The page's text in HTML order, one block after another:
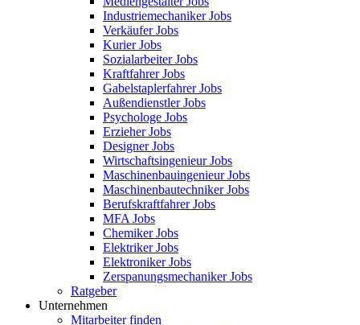
Industriemechaniker Jobs
Verkäufer Jobs
Kurier Jobs
Sozialarbeiter Jobs
Kraftfahrer Jobs
Gabelstaplerfahrer Jobs
Außendienstler Jobs
Psychologe Jobs
Erzieher Jobs
Designer Jobs
Wirtschaftsingenieur Jobs
Maschinenbauingenieur Jobs
Maschinenbautechniker Jobs
Berufskraftfahrer Jobs
MFA Jobs
Chemiker Jobs
Elektriker Jobs
Elektroniker Jobs
Zerspanungsmechaniker Jobs
Ratgeber
Unternehmen
Mitarbeiter finden